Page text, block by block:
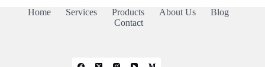
Home Services Products About Us
Blog
Contact